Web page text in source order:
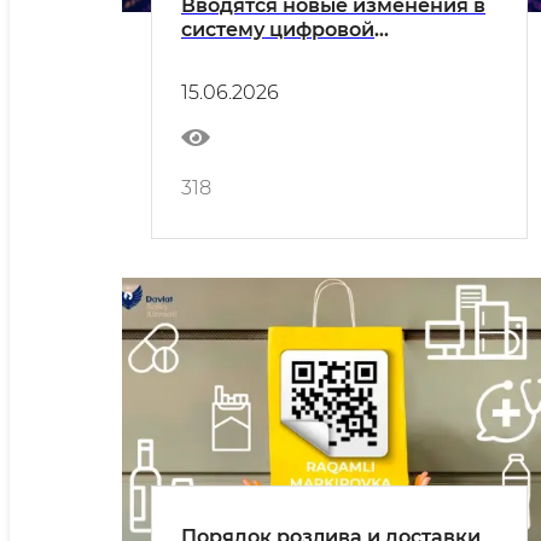
Вводятся новые изменения в
систему цифровой
15.06.2026
318